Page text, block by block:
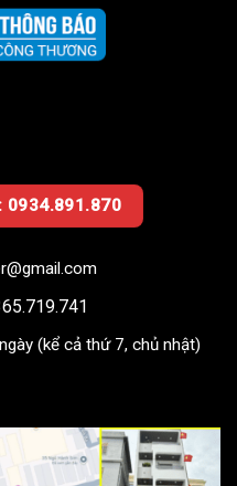
0934.891.870
(kể cả thứ 7, chủ nhật)